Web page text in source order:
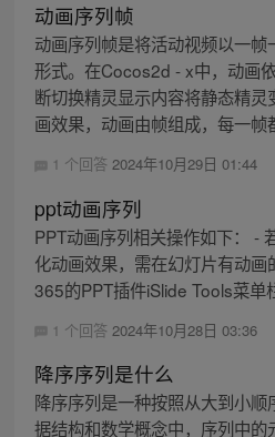
动画序列帧
动画序列帧是将活动视频以一
形式。在Cocos2d - x中，动画
断切换精灵显示内容将静态精
画效果，动画由帧组成，每一帧
1 个回答 2024年10月29日 01:44
ppt动画序列
PPT动画序列相关操作如下： -
化动画效果，需在幻灯片有动
365的PPT插件iSlide Tools菜单
1 个回答 2024年10月28日 03:36
降序序列是什么
降序序列是一种按照从大到小
据结构和数学概念中，序列中